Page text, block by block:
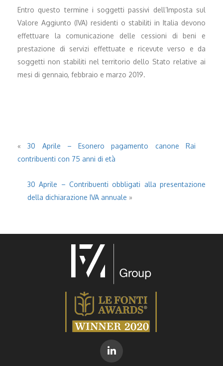
Entro questo termine i soggetti passivi dell’Imposta sul
Valore Aggiunto (IVA) residenti o stabiliti in Italia devono
effettuare la comunicazione delle cessioni di beni e
prestazione di servizi effettuate e ricevute verso e da
soggetti non stabiliti nel territorio dello Stato relative ai
mesi di gennaio, febbraio e marzo 2019.
«30 Aprile – Esonero pagamento canone Rai
contribuenti con 75 anni di età
30 Aprile – Contribuenti obbligati alla presentazione
della dichiarazione IVA annuale »